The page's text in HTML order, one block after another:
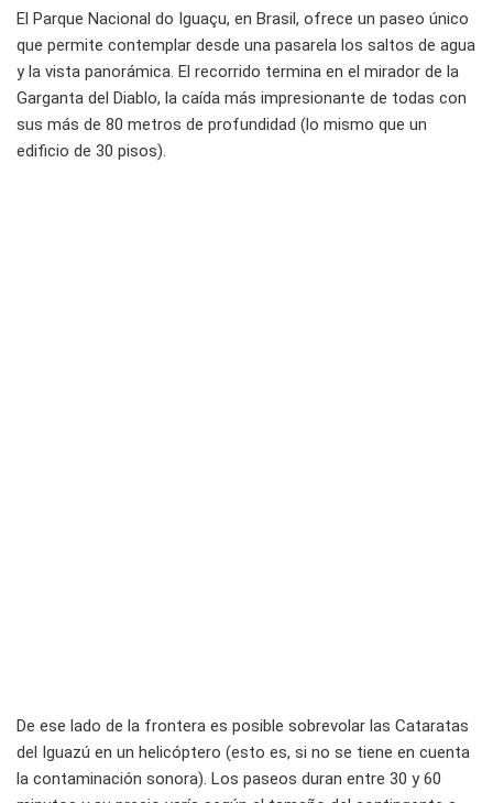
El Parque Nacional do Iguaçu, en Brasil, ofrece un paseo único
que permite contemplar desde una pasarela los saltos de agua
y la vista panorámica. El recorrido termina en el mirador de la
Garganta del Diablo, la caída más impresionante de todas con
sus más de 80 metros de profundidad (lo mismo que un
edificio de 30 pisos).
De ese lado de la frontera es posible sobrevolar las Cataratas
del Iguazú en un helicóptero (esto es, si no se tiene en cuenta
la contaminación sonora). Los paseos duran entre 30 y 60